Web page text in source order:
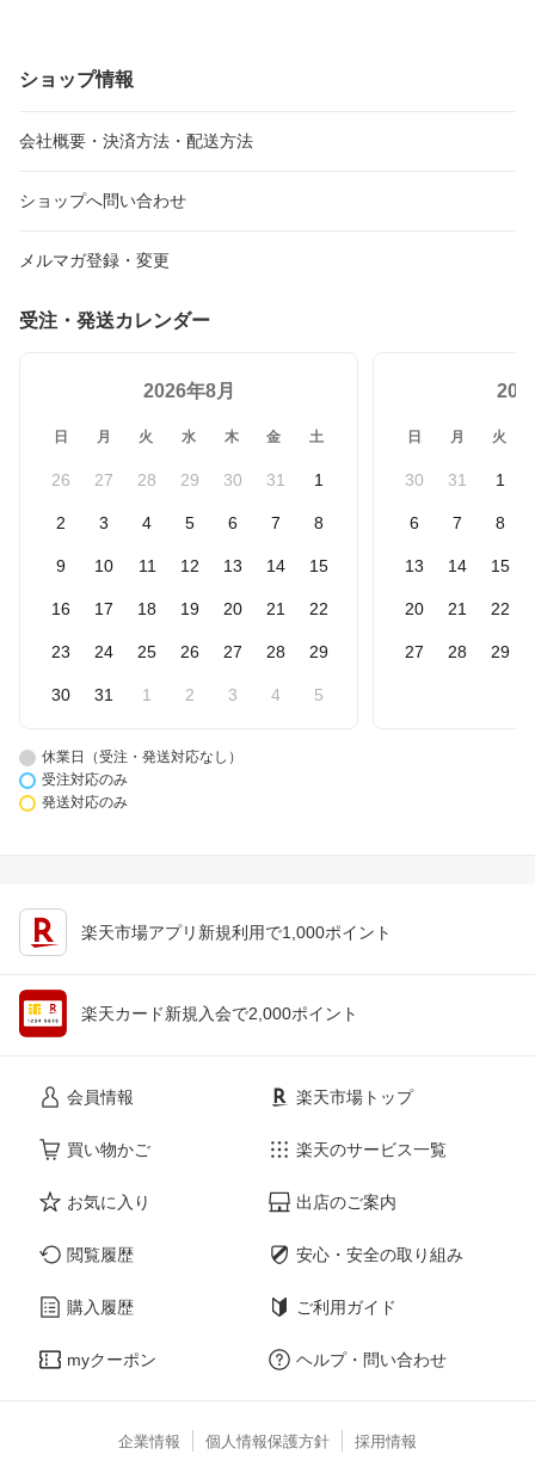
ショップ情報
会社概要・決済方法・配送方法
ショップへ問い合わせ
メルマガ登録・変更
受注・発送カレンダー
2026年8月
日 月 火 水 木 金 土
26 27 28 29 30 31 1
2 3 4 5 6 7 8
9 10 11 12 13 14 15
16 17 18 19 20 21 22
23 24 25 26 27 28 29
30 31 1 2 3 4 5
日 月 火
30 31 1
6 7 8
13 14 15
20 21 22
27 28 29
休業日（受注・発送対応なし）
受注対応のみ
発送対応のみ
楽天市場アプリ新規利用で1,000ポイント
楽天カード新規入会で2,000ポイント
会員情報
買い物かご
お気に入り
閲覧履歴
購入履歴
myクーポン
楽天市場トップ
楽天のサービス一覧
出店のご案内
安心・安全の取り組み
ご利用ガイド
ヘルプ・問い合わせ
企業情報 個人情報保護方針 採用情報